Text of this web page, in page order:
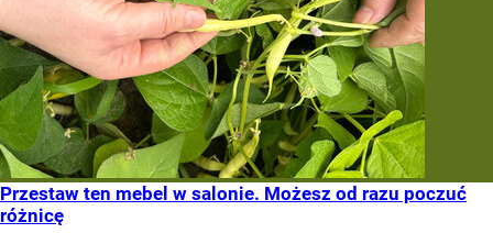
Przestaw ten mebel w salonie. Możesz od razu poczuć
różnicę